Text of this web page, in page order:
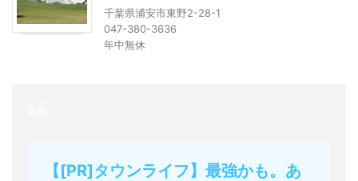
千葉県浦安市東野2-28-1
047-380-3636
年中無休
【[PR]タウンライフ】最強かも。あ